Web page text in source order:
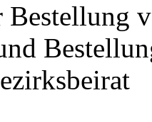
Bestellung